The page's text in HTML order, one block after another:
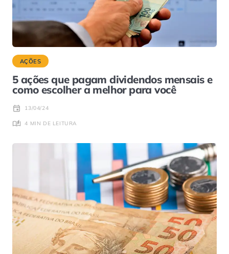
AÇÕES
5 ações que pagam dividendos mensais e
como escolher a melhor para você
13/04/24
4 MIN DE LEITURA